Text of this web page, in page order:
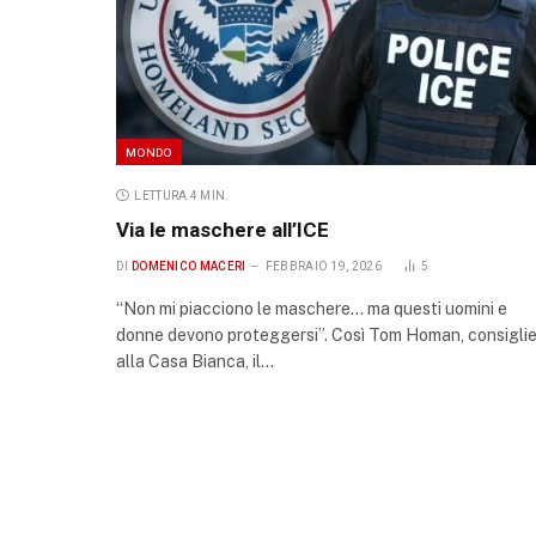
MONDO
LETTURA 4 MIN.
Via le maschere all’ICE
DI DOMENICO MACERI FEBBRAIO 19, 2026 5
“Non mi piacciono le maschere… ma questi uomini e
donne devono proteggersi”. Così Tom Homan,
alla Casa Bianca, il…